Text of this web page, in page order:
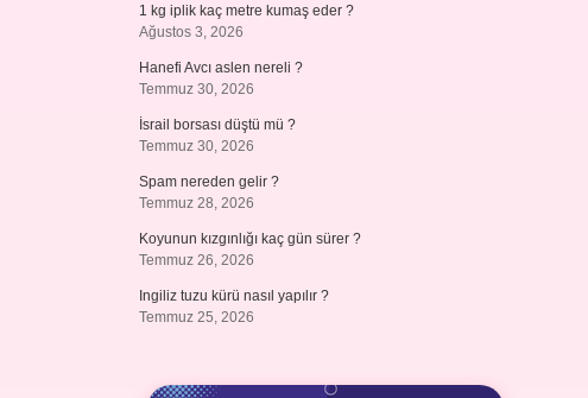
1 kg iplik kaç metre kumaş eder ?
Ağustos 3, 2026
Hanefi Avcı aslen nereli ?
Temmuz 30, 2026
İsrail borsası düştü mü ?
Temmuz 30, 2026
Spam nereden gelir ?
Temmuz 28, 2026
Koyunun kızgınlığı kaç gün sürer ?
Temmuz 26, 2026
Ingiliz tuzu kürü nasıl yapılır ?
Temmuz 25, 2026